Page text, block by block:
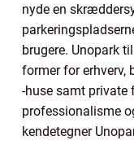
nyde en
brugere. Unopark
former for erhverv,
-huse samt
professionalisme
kendetegner